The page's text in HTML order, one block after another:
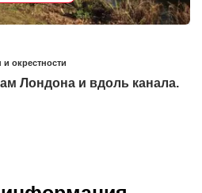
окрестности
Лондона и вдоль канала.